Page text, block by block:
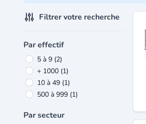
Filtrer votre recherche
Par effectif
5 à 9 (2)
+ 1000 (1)
10 à 49 (1)
500 à 999 (1)
Par secteur